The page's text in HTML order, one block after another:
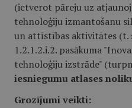
(ietverot pāreju uz
tehnoloģiju izmantošanu
un attīstības aktivitātes (t.
1.2.1.2.i.2. pasākuma
tehnoloģiju izstrāde"
iesniegumu atlases
Grozījumiveikti: